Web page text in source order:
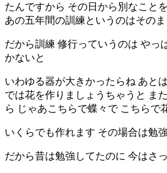
たんですから その日から別なこと
あの五年間の訓練というのはその
だから訓練 修行っていうのは やっ
かないと
いわゆる器が大きかったらね あと
では花を作りましょうちゃうと ま
ら じゃあこちらで蝶々で こちら
いくらでも作れます その場合は勉
だから昔は勉強してたのに 今はさ